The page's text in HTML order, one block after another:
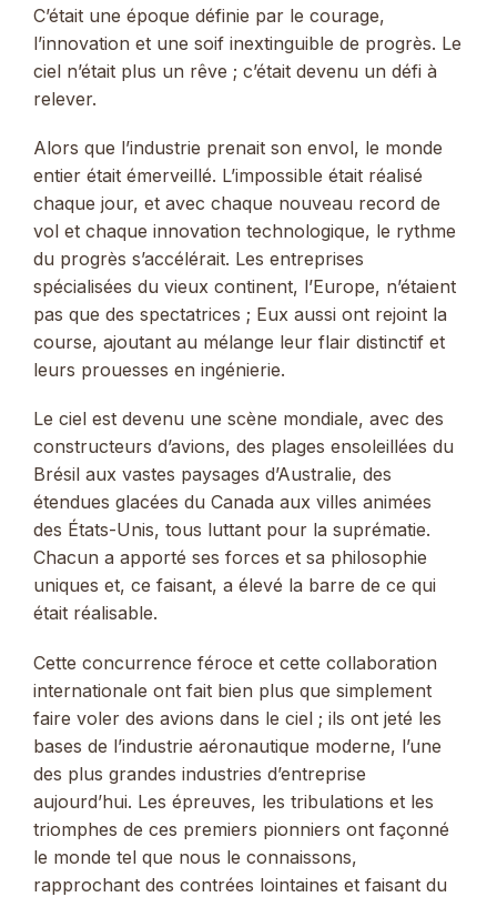
C’était une époque définie par le courage,
l’innovation et une soif inextinguible de progrès. Le
ciel n’était plus un rêve ; c’était devenu un défi à
relever.
Alors que l’industrie prenait son envol, le monde
entier était émerveillé. L’impossible était réalisé
chaque jour, et avec chaque nouveau record de
vol et chaque innovation technologique, le rythme
du progrès s’accélérait. Les entreprises
spécialisées du vieux continent, l’Europe, n’étaient
pas que des spectatrices ; Eux aussi ont rejoint la
course, ajoutant au mélange leur flair distinctif et
leurs prouesses en ingénierie.
Le ciel est devenu une scène mondiale, avec des
constructeurs d’avions, des plages ensoleillées du
Brésil aux vastes paysages d’Australie, des
étendues glacées du Canada aux villes animées
des États-Unis, tous luttant pour la suprématie.
Chacun a apporté ses forces et sa philosophie
uniques et, ce faisant, a élevé la barre de ce qui
était réalisable.
Cette concurrence féroce et cette collaboration
internationale ont fait bien plus que simplement
faire voler des avions dans le ciel ; ils ont jeté les
bases de l’industrie aéronautique moderne, l’une
des plus grandes industries d’entreprise
aujourd’hui. Les épreuves, les tribulations et les
triomphes de ces premiers pionniers ont façonné
le monde tel que nous le connaissons,
rapprochant des contrées lointaines et faisant du